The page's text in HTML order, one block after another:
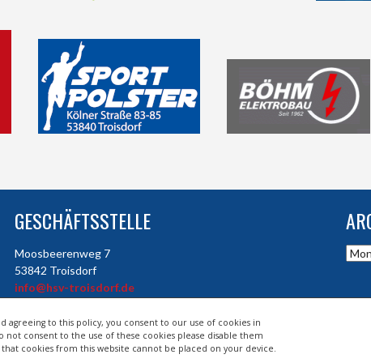
agreeing to this policy, you consent to our use of cookies in
consent to the use of these cookies please disable them
cookies from this website cannot be placed on your device.
GESCHÄFTSSTELLE
Moosbeerenweg 7
53842 Troisdorf
info@hsv-troisdorf.de